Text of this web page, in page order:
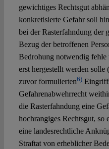
gewichtiges Rechtsgut
konkretisierte Gefahr soll
bei der Rasterfahndung der
Bezug der betroffenen
Bedrohung notwendig fehle
erst hergestellt werden
zuvor formulierten6)
Gefahrenabwehrrecht
die Rasterfahndung eine
hochrangiges Rechtsgut, so
eine landesrechtliche
Straftat von erheblicher